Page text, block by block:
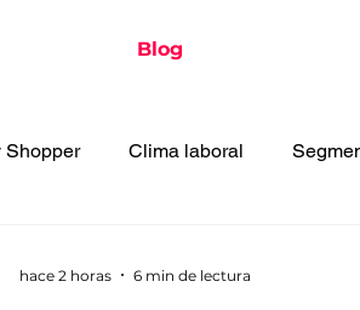
Blog
Shopper Clima laboral
hace 2 horas 6 min de lectura